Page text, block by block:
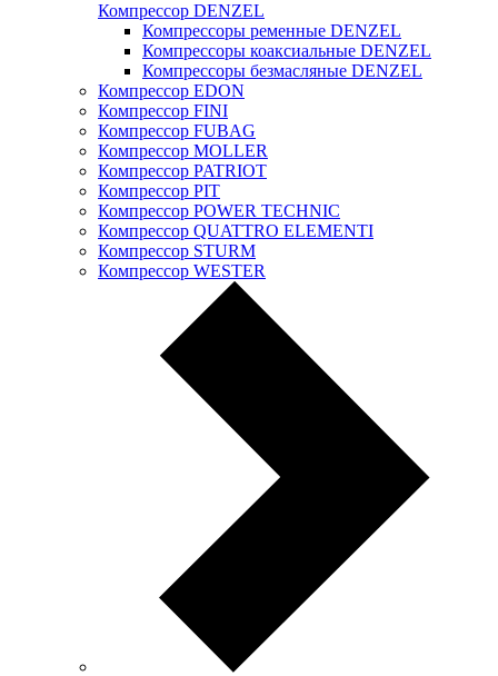
Компрессор DENZEL
Компрессоры ременные DENZEL
Компрессоры коаксиальные DENZEL
Компрессоры безмасляные DENZEL
Компрессор EDON
Компрессор FINI
Компрессор FUBAG
Компрессор MOLLER
Компрессор PATRIOT
Компрессор PIT
Компрессор POWER TECHNIC
Компрессор QUATTRO ELEMENTI
Компрессор STURM
Компрессор WESTER